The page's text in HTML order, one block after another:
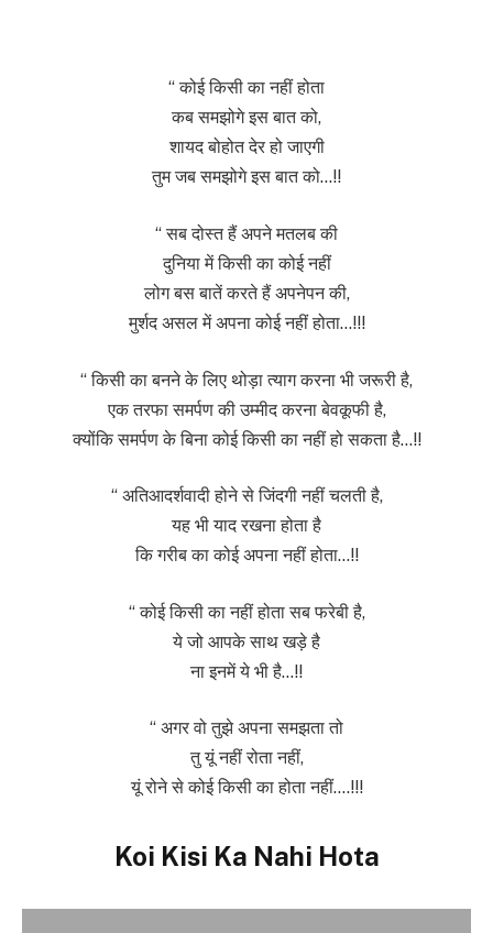
“ कोई किसी का नहीं होता
कब समझोगे इस बात को,
शायद बोहोत देर हो जाएगी
तुम जब समझोगे इस बात को…!!
“ सब दोस्त हैं अपने मतलब की
दुनिया में किसी का कोई नहीं
लोग बस बातें करते हैं अपनेपन की,
मुर्शद असल में अपना कोई नहीं होता…!!!
“ किसी का बनने के लिए थोड़ा त्याग करना भी जरूरी है,
एक तरफा समर्पण की उम्मीद करना बेवकूफी है,
क्योंकि समर्पण के बिना कोई किसी का नहीं हो सकता है…!!
“ अतिआदर्शवादी होने से जिंदगी नहीं चलती है,
यह भी याद रखना होता है
कि गरीब का कोई अपना नहीं होता…!!
“ कोई किसी का नहीं होता सब फरेबी है,
ये जो आपके साथ खड़े है
ना इनमें ये भी है…!!
“ अगर वो तुझे अपना समझता तो
तु यूं नहीं रोता नहीं,
यूं रोने से कोई किसी का होता नहीं….!!!
Koi Kisi Ka Nahi Hota